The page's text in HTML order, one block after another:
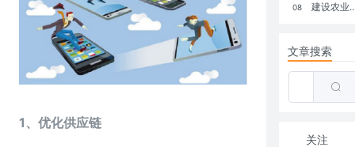
1、优化供应链
08 建设农业强国，网上商城来助力！
文章搜索
关注